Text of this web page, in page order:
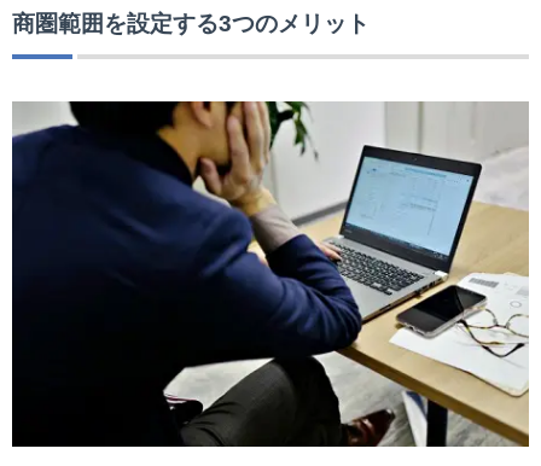
商圏範囲を設定する3つのメリット